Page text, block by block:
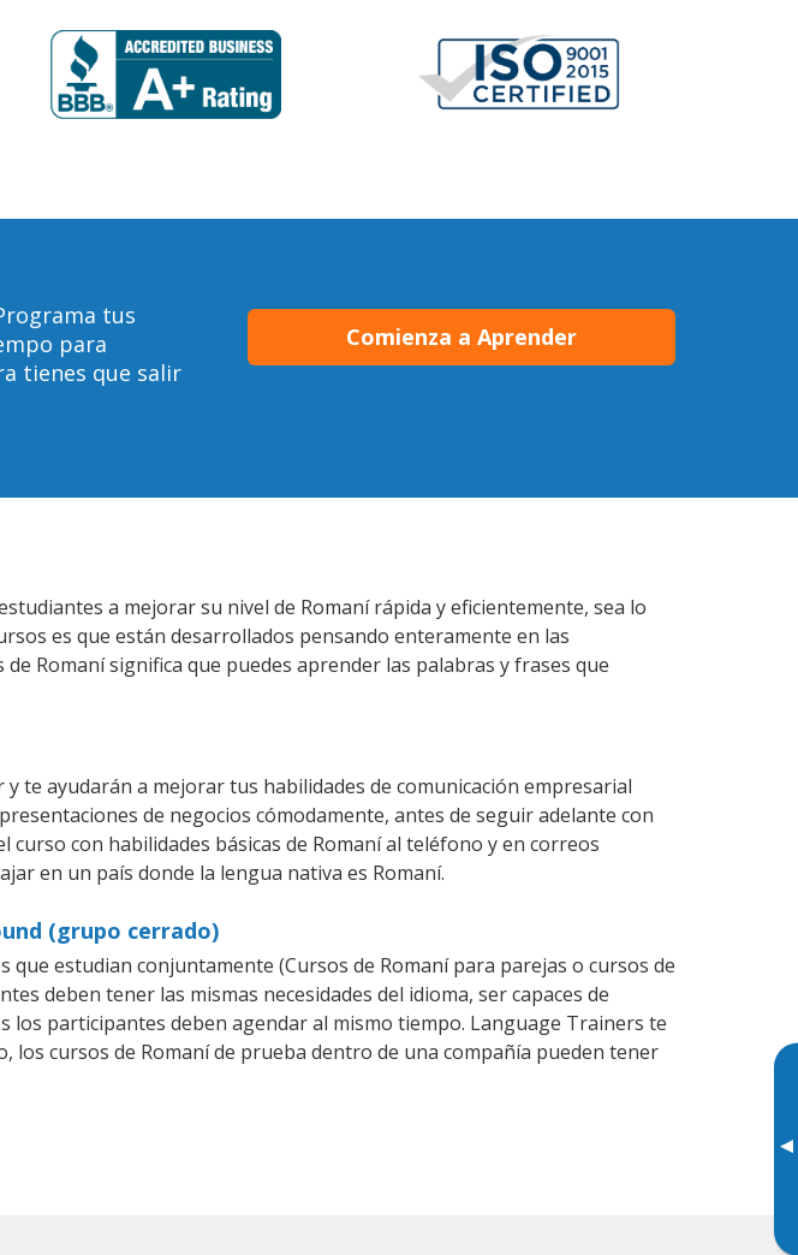
▸
tus
para
tienes que salir
Comienza a Aprender
a mejorar su nivel de Romaní rápida y eficientemente, sea lo
es que están desarrollados pensando enteramente en las
Romaní significa que puedes aprender las palabras y frases que
te ayudarán a mejorar tus habilidades de comunicación empresarial
de negocios cómodamente, antes de seguir adelante con
con habilidades básicas de Romaní al teléfono y en correos
en un país donde la lengua nativa es Romaní.
(grupo cerrado)
estudian conjuntamente (Cursos de Romaní para parejas o cursos de
deben tener las mismas necesidades del idioma, ser capaces de
participantes deben agendar al mismo tiempo. Language Trainers te
los cursos de Romaní de prueba dentro de una compañía pueden tener